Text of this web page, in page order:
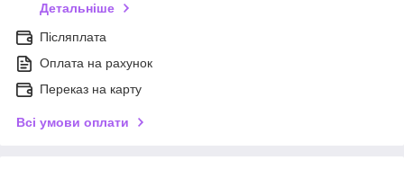
Детальніше
Післяплата
Оплата на рахунок
Переказ на карту
Всі умови оплати